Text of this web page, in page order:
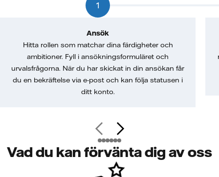
1
Ansök
Hitta rollen som matchar dina färdigheter och
ambitioner. Fyll i ansökningsformuläret och
urvalsfrågorna. När du har skickat in din ansökan får
du en bekräftelse via e-post och kan följa statusen i
ditt konto.
Vad du kan förvänta dig av oss